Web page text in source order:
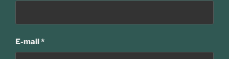
E-mail*